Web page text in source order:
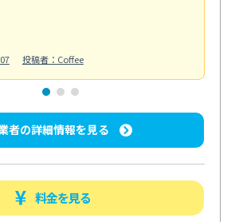
投稿者：Coffee
者の詳細情報を見る
料金を見る